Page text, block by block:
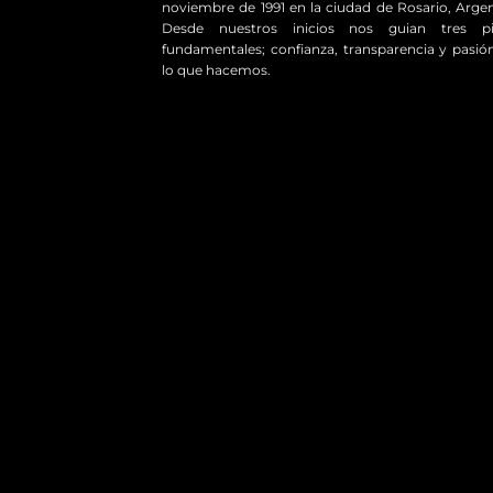
noviembre de 1991 en la ciudad de Rosario,
Desde nuestros inicios nos guian tres
fundamentales; confianza, transparencia y
lo que hacemos.